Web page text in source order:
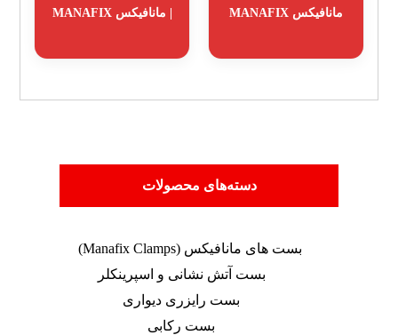
مانافیکس MANAFIX
| مانافیکس MANAFIX
دسته‌های محصولات
بست های مانافیکس (Manafix Clamps)
بست آتش نشانی و اسپرینکلر
بست رایزری دیواری
بست رکابی